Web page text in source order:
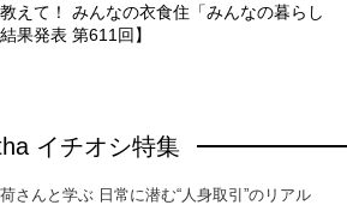
えて！ みんなの衣食住「みんなの暮らし
果発表 第611回】
イチオシ特集
さんと学ぶ 日常に潜む“人身取引”のリアル